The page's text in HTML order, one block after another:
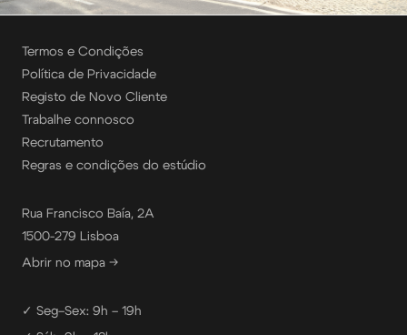
Termos e Condições
Política de Privacidade
Registo de Novo Cliente
Trabalhe connosco
Recrutamento
Regras e condições do estúdio
Rua Francisco Baía, 2A
1500-279 Lisboa
Abrir no mapa →
✓ Seg–Sex: 9h – 19h